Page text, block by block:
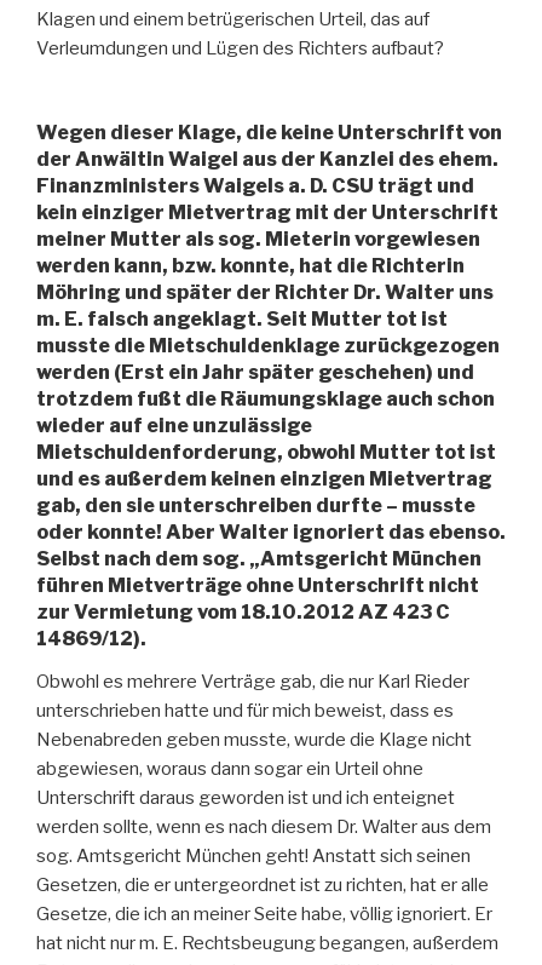
Klagen und einem betrügerischen Urteil, das auf
Verleumdungen und Lügen des Richters aufbaut?
Wegen dieser Klage, die keine Unterschrift von
der Anwältin Waigel aus der Kanzlei des ehem.
Finanzministers Waigels a. D. CSU trägt und
kein einziger Mietvertrag mit der Unterschrift
meiner Mutter als sog. Mieterin vorgewiesen
werden kann, bzw. konnte, hat die Richterin
Möhring und später der Richter Dr. Walter uns
m. E. falsch angeklagt. Seit Mutter tot ist
musste die Mietschuldenklage zurückgezogen
werden (Erst ein Jahr später geschehen) und
trotzdem fußt die Räumungsklage auch schon
wieder auf eine unzulässige
Mietschuldenforderung, obwohl Mutter tot ist
und es außerdem keinen einzigen Mietvertrag
gab, den sie unterschreiben durfte – musste
oder konnte! Aber Walter ignoriert das ebenso.
Selbst nach dem sog. „Amtsgericht München
führen Mietverträge ohne Unterschrift nicht
zur Vermietung vom 18.10.2012 AZ 423 C
14869/12).
Obwohl es mehrere Verträge gab, die nur Karl Rieder
unterschrieben hatte und für mich beweist, dass es
Nebenabreden geben musste, wurde die Klage nicht
abgewiesen, woraus dann sogar ein Urteil ohne
Unterschrift daraus geworden ist und ich enteignet
werden sollte, wenn es nach diesem Dr. Walter aus dem
sog. Amtsgericht München geht! Anstatt sich seinen
Gesetzen, die er untergeordnet ist zu richten, hat er alle
Gesetze, die ich an meiner Seite habe, völlig ignoriert. Er
hat nicht nur m. E. Rechtsbeugung begangen, außerdem